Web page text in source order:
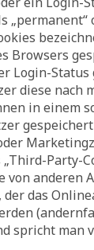
„permanent“
Browsers
Login-
diese nach
in einem
Party-
von anderen
das
spricht man